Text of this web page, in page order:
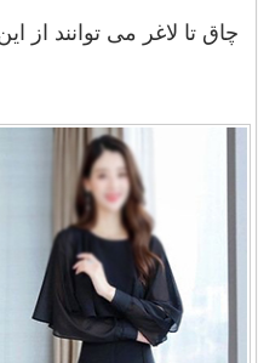
چاق تا لاغر می توانند از